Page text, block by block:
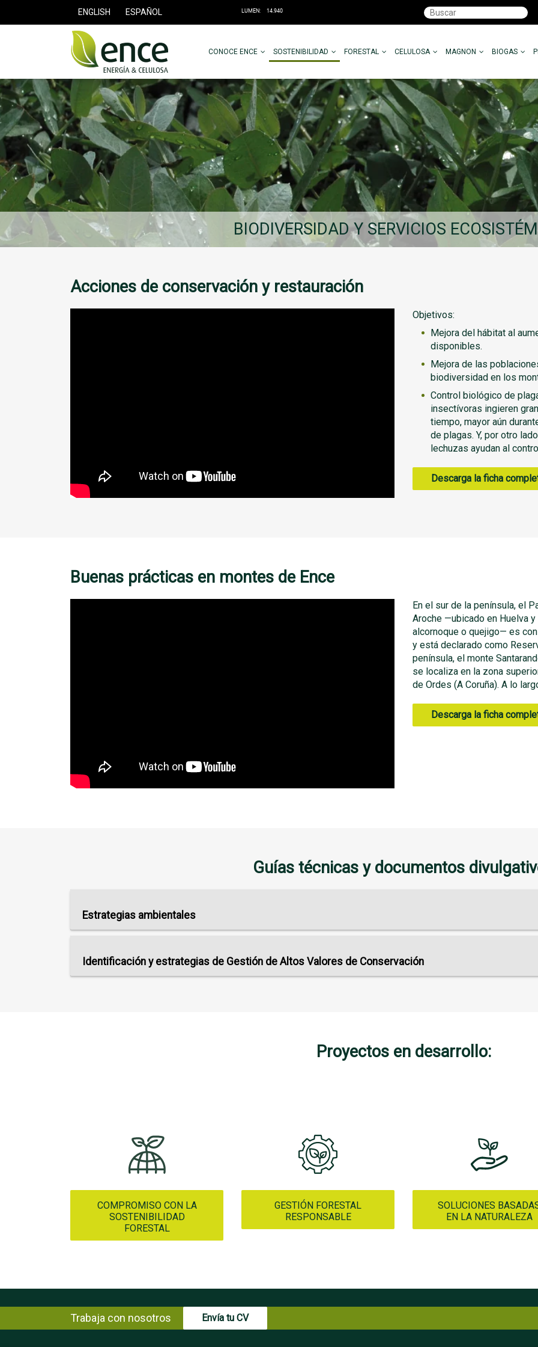
ENGLISH ESPAÑOL
CONOCE ENCE SOSTENIBILIDAD FORESTAL CELULOSA MAGNON BIOGAS
BIODIVERSIDAD Y SERVICIOS
Acciones de conservación y restauración
Objetivos:
Mejora del hábitat al
disponibles.
Mejora de las
biodiversidad en los
Control biológico de
insectívoras ingieren
tiempo, mayor aún
de plagas. Y, por otro
lechuzas ayudan al
Descarga la ficha
Buenas prácticas en montes de Ence
En el sur de la península, el
Aroche —ubicado en Huelva
alcornoque o quejigo— es
y está declarado como
península, el monte
se localiza en la zona
de Ordes (A Coruña). A lo
Descarga la ficha
Guías técnicas y documentos
Estrategias ambientales
Identificación y estrategias de Gestión de Altos Valores de Conservación
Proyectos en desarrollo:
COMPROMISO CON LA
SOSTENIBILIDAD
FORESTAL
GESTIÓN FORESTAL
RESPONSABLE
SOLUCIONES
EN LA NATURALEZA
Trabaja con nosotros Envía tu CV